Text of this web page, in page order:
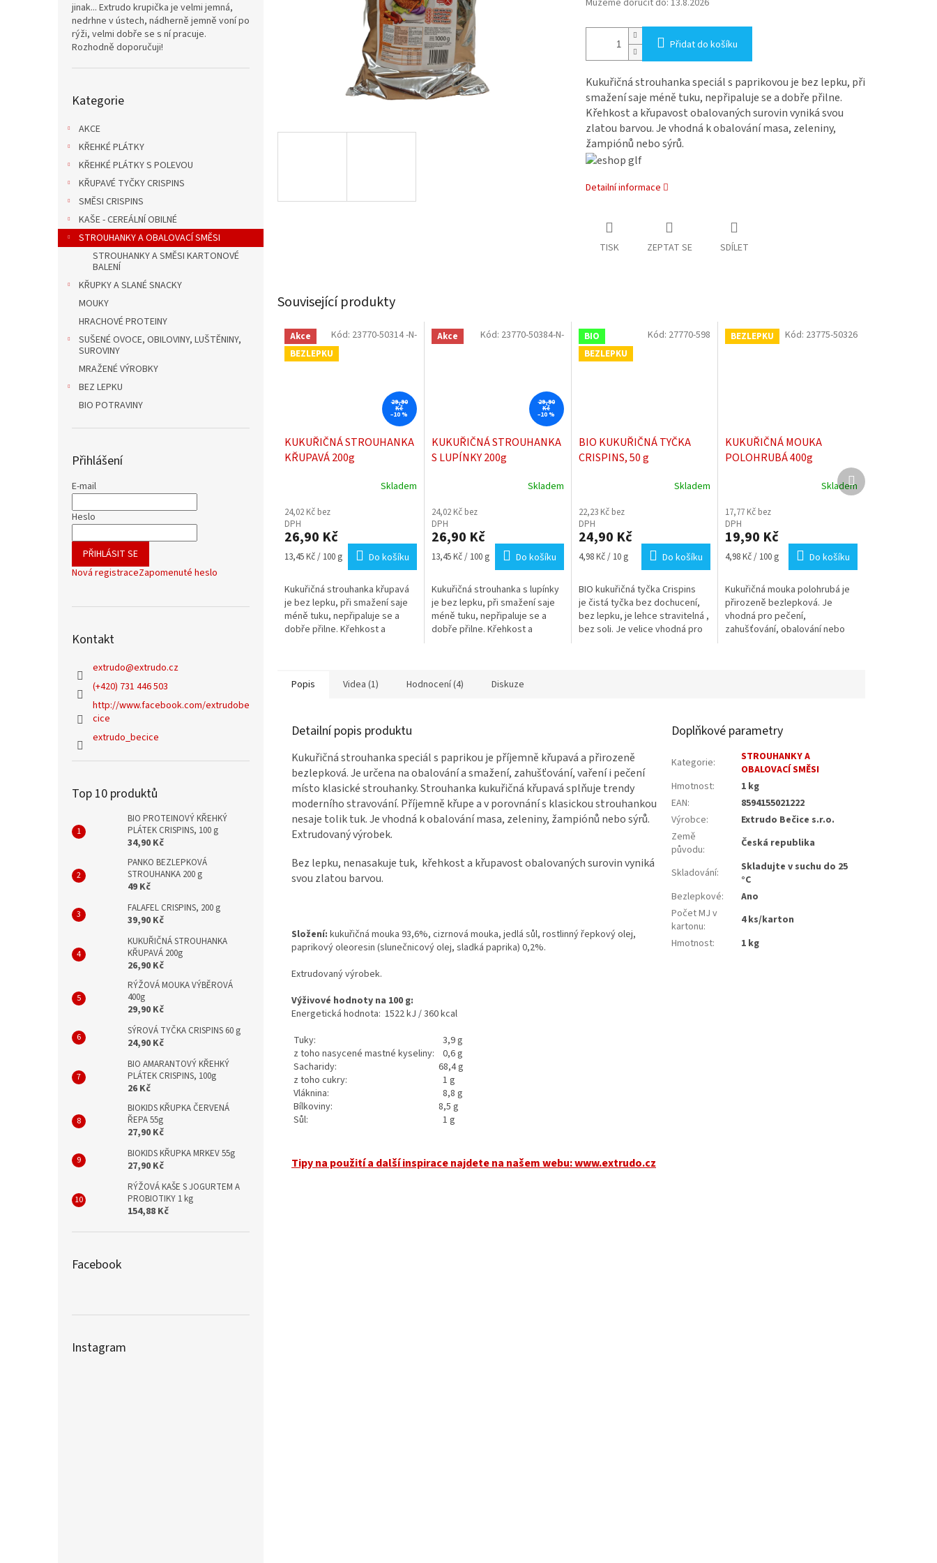
jinak... Extrudo krupička je velmi jemná,
nedrhne v ústech, nádherně jemně voní po
rýži, velmi dobře se s ní pracuje.
Rozhodně doporučuji!
kategorie
Kategorie
AKCE
KŘEHKÉ PLÁTKY
KŘEHKÉ PLÁTKY S POLEVOU
KŘUPAVÉ TYČKY CRISPINS
SMĚSI CRISPINS
KAŠE - CEREÁLNÍ OBILNÉ
STROUHANKY A OBALOVACÍ SMĚSI
STROUHANKY A SMĚSI KARTONOVÉ
BALENÍ
KŘUPKY A SLANÉ SNACKY
MOUKY
HRACHOVÉ PROTEINY
SUŠENÉ OVOCE, OBILOVINY, LUŠTĚNINY,
SUROVINY
MRAŽENÉ VÝROBKY
BEZ LEPKU
BIO POTRAVINY
Přihlášení
E-mail
Heslo
PŘIHLÁSIT SE
Nová registraceZapomenuté heslo
Kontakt
extrudo@extrudo.cz
(+420) 731 446 503
http://www.facebook.com/extrudobe
cice
extrudo_becice
Top 10 produktů
BIO PROTEINOVÝ KŘEHKÝ
PLÁTEK CRISPINS, 100 g
34,90 Kč
PANKO BEZLEPKOVÁ
STROUHANKA 200 g
49 Kč
FALAFEL CRISPINS, 200 g
39,90 Kč
KUKUŘIČNÁ STROUHANKA
KŘUPAVÁ 200g
26,90 Kč
RÝŽOVÁ MOUKA VÝBĚROVÁ
400g
29,90 Kč
SÝROVÁ TYČKA CRISPINS 60 g
24,90 Kč
BIO AMARANTOVÝ KŘEHKÝ
PLÁTEK CRISPINS, 100g
26 Kč
BIOKIDS KŘUPKA ČERVENÁ
ŘEPA 55g
27,90 Kč
BIOKIDS KŘUPKA MRKEV 55g
27,90 Kč
RÝŽOVÁ KAŠE S JOGURTEM A
PROBIOTIKY 1 kg
154,88 Kč
Facebook
Instagram
Můžeme doručit do: 13.8.2026
Přidat do košíku
Kukuřičná strouhanka speciál s paprikovou je bez lepku, při
smažení saje méně tuku, nepřipaluje se a dobře přilne.
Křehkost a křupavost obalovaných surovin vyniká svou
zlatou barvou. Je vhodná k obalování masa, zeleniny,
žampiónů nebo sýrů.
Detailní informace
TISK ZEPTAT SE SDÍLET
Související produkty
Akce
BEZLEPKU
29,90
Kč
–10 %
KUKUŘIČNÁ STROUHANKA
KŘUPAVÁ 200g
produktu
je
5,0
z
Skladem
24,02 Kč bez
DPH
26,90 Kč
Měrná
13,45 Kč / 100 g Do košíku
Kukuřičná strouhanka křupavá
je bez lepku, při smažení saje
méně tuku, nepřipaluje se a
dobře přilne. Křehkost a
Kód: 23770-50314 -N- Akce
29,90
Kč
–10 %
KUKUŘIČNÁ STROUHANKA
S LUPÍNKY 200g
Skladem
24,02 Kč bez
DPH
26,90 Kč
Měrná
13,45 Kč / 100 g Do košíku
Kukuřičná strouhanka s lupínky
je bez lepku, při smažení saje
méně tuku, nepřipaluje se a
dobře přilne. Křehkost a
Kód: 23770-50384-N-
BIO
BEZLEPKU
BIO KUKUŘIČNÁ TYČKA
CRISPINS, 50 g
Skladem
22,23 Kč bez
DPH
24,90 Kč
Měrná
4,98 Kč / 10 g Do košíku
BIO kukuřičná tyčka Crispins
je čistá tyčka bez dochucení,
bez lepku, je lehce stravitelná ,
bez soli. Je velice vhodná pro
Kód: 27770-598 BEZLEPKU
KUKUŘIČNÁ MOUKA
POLOHRUBÁ 400g
produktu
je
5,0
z
Skladem
17,77 Kč bez
DPH
19,90 Kč
Měrná
4,98 Kč / 100 g Do košíku
Kukuřičná mouka polohrubá je
přirozeně bezlepková. Je
vhodná pro pečení,
zahušťování, obalování nebo
Kód: 23775-50326
Další
produkt
Popis Videa (1) Hodnocení (4) Diskuze
Detailní popis produktu
Kukuřičná strouhanka speciál s paprikou je příjemně křupavá a přirozeně
bezlepková. Je určena na obalování a smažení, zahušťování, vaření i pečení
místo klasické strouhanky. Strouhanka kukuřičná křupavá splňuje trendy
moderního stravování. Příjemně křupe a v porovnání s klasickou strouhankou
nesaje tolik tuk. Je vhodná k obalování masa, zeleniny, žampiónů nebo sýrů.
Extrudovaný výrobek.
Bez lepku, nenasakuje tuk, křehkost a křupavost obalovaných surovin vyniká
svou zlatou barvou.
Složení: kukuřičná mouka 93,6%, cizrnová mouka, jedlá sůl, rostlinný řepkový olej,
paprikový oleoresin (slunečnicový olej, sladká paprika) 0,2%.
Extrudovaný výrobek.
Výživové hodnoty na 100 g:
Energetická hodnota: 1522 kJ / 360 kcal
Tuky:
3,9 g
z toho nasycené mastné kyseliny:
0,6 g
Sacharidy:
68,4 g
z toho cukry:
1 g
Vláknina:
8,8 g
Bílkoviny:
8,5 g
Sůl:
1 g
Tipy na použití a další inspirace najdete na našem webu:www.extrudo.cz
Doplňkové parametry
Kategorie:
STROUHANKY A
OBALOVACÍ SMĚSI
Hmotnost:
1 kg
EAN:
8594155021222
Výrobce:
Extrudo Bečice s.r.o.
Země
původu: Česká republika
Skladování:
Skladujte v suchu do 25
°C
Bezlepkové:
Ano
Počet MJ v
kartonu:
4 ks/karton
Hmotnost: 1 kg